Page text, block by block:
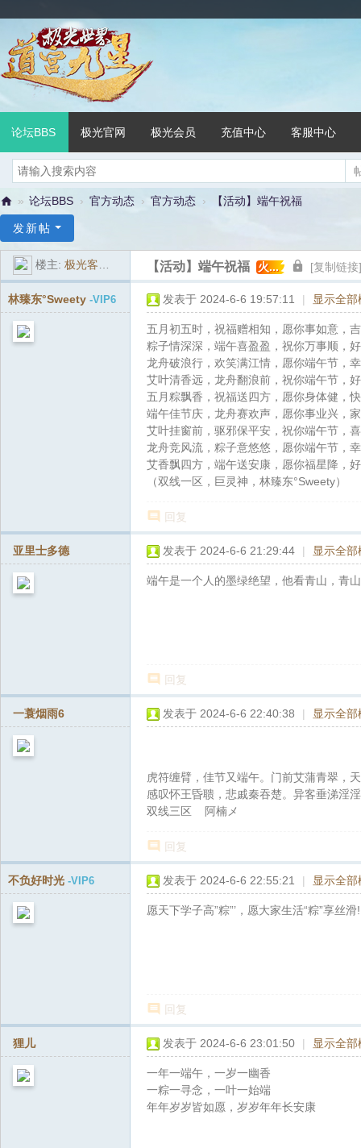
论坛BBS 极光官网 极光会员 充值中心 客服中心
光
界
» 论坛BBS › 官方动态 › 官方动态 › 【活动】端午祝福
发新帖
楼主: 极光客服团队 【活动】端午祝福 火... [复制链接
林臻东°Sweety -VIP6 发表于 2024-6-6 19:57:11 | 显示全部
五月初五时，祝福赠相知，愿你事如意，
粽子情深深，端午喜盈盈，祝你万事顺，
龙舟破浪行，欢笑满江情，愿你端午节，
艾叶清香远，龙舟翻浪前，祝你端午节，
五月粽飘香，祝福送四方，愿你身体健，
端午佳节庆，龙舟赛欢声，愿你事业兴，
艾叶挂窗前，驱邪保平安，祝你端午节，
龙舟竞风流，粽子意悠悠，愿你端午节，
艾香飘四方，端午送安康，愿你福星降，
（双线一区，巨灵神，林臻东°Sweety）
回复
亚里士多德 发表于 2024-6-6 21:29:44 | 显示全部
端午是一个人的墨绿绝望，他看青山，
回复
一蓑烟雨6 发表于 2024-6-6 22:40:38 | 显示全部
虎符缠臂，佳节又端午。门前艾蒲青翠，
感叹怀王昏聩，悲戚秦吞楚。异客垂涕淫
双线三区 阿楠メ
回复
不负好时光 -VIP6 发表于 2024-6-6 22:55:21 | 显示全部
愿天下学子高”粽”’，愿大家生活“粽”享
回复
狸儿 发表于 2024-6-6 23:01:50 | 显示全部
一年一端午，一岁一幽香
一粽一寻念，一叶一始端
年年岁岁皆如愿，岁岁年年长安康